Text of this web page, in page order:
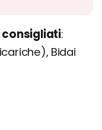
consigliati
Bidai